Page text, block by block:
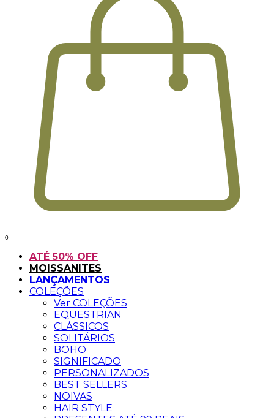
0
ATÉ 50% OFF
MOISSANITES
LANÇAMENTOS
COLEÇÕES
Ver COLEÇÕES
EQUESTRIAN
CLÁSSICOS
SOLITÁRIOS
BOHO
SIGNIFICADO
PERSONALIZADOS
BEST SELLERS
NOIVAS
HAIR STYLE